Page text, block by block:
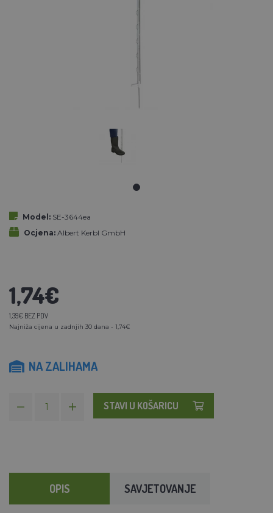
Model: SE-3644ea
Ocjena: Albert Kerbl GmbH
1,74€
1,39€ BEZ PDV
Najniža cijena u zadnjih 30 dana - 1,74€
NA ZALIHAMA
STAVI U KOŠARICU
OPIS SAVJETOVANJE